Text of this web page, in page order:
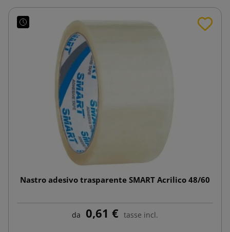
Nastro adesivo trasparente SMART Acrilico 48/60
da 0,61 € tasse incl.